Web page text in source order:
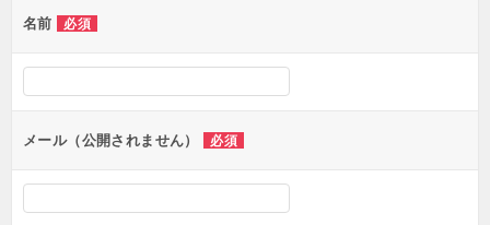
ー
シ
ョ
ン
名前 必須
メール（公開されません） 必須